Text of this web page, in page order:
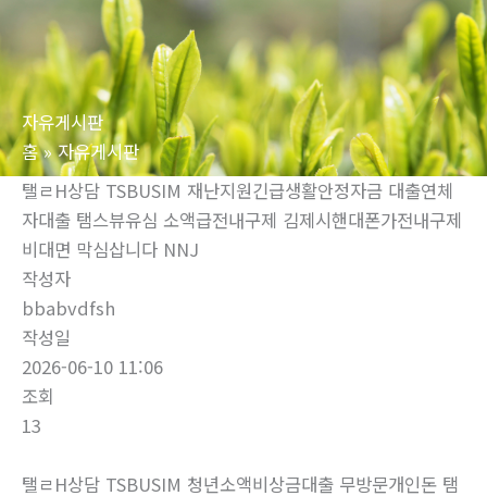
너
뛰
기 자유게시판
홈
자유게시판
탤ㄹH상담 TSBUSIM 재난지원긴급생활안정자금 대출연체
자대출 탬스뷰유심 소액급전내구제 김제시핸대폰가전내구제
비대면 막심삽니다 NNJ
작성자
bbabvdfsh
작성일
2026-06-10 11:06
조회
13
탤ㄹH상담 TSBUSIM 청년소액비상금대출 무방문개인돈 탬